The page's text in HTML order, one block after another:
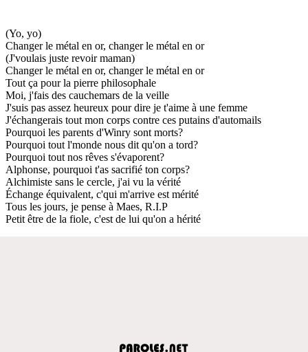
(Yo, yo)
Changer le métal en or, changer le métal en or
(J'voulais juste revoir maman)
Changer le métal en or, changer le métal en or
Tout ça pour la pierre philosophale
Moi, j'fais des cauchemars de la veille
J'suis pas assez heureux pour dire je t'aime à une femme
J'échangerais tout mon corps contre ces putains d'automails
Pourquoi les parents d'Winry sont morts?
Pourquoi tout l'monde nous dit qu'on a tord?
Pourquoi tout nos rêves s'évaporent?
Alphonse, pourquoi t'as sacrifié ton corps?
Alchimiste sans le cercle, j'ai vu la vérité
Échange équivalent, c'qui m'arrive est mérité
Tous les jours, je pense à Maes, R.I.P
Petit être de la fiole, c'est de lui qu'on a hérité